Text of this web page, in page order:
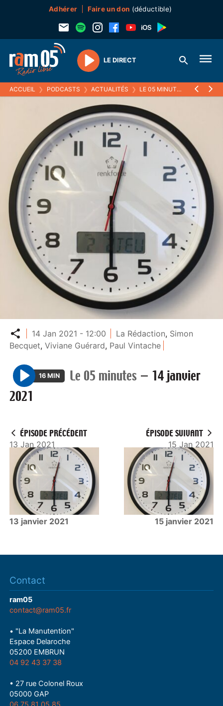
Adhérer Faire un don (déductible)
Play
LE DIRECT
ACCUEIL ❯ PODCASTS ❯ ACTUALITÉS ❯ LE 05 MINUTES 14
Partager
14 Jan 2021 - 12:00 La Rédaction, Simon
Becquet,Viviane Guérard, Paul Vintache
P
l
16 MIN Le 05 minutes — 14 janvier
2021
ÉPISODE PRÉCÉDENT
13 Jan 2021
13 janvier 2021
ÉPISODE SUIVANT
15 Jan 2021
15 janvier 2021
Contact
ram05
contact@ram05.fr
• "La Manutention"
Espace Delaroche
05200 EMBRUN
04 92 43 37 38
• 27 rue Colonel Roux
05000 GAP